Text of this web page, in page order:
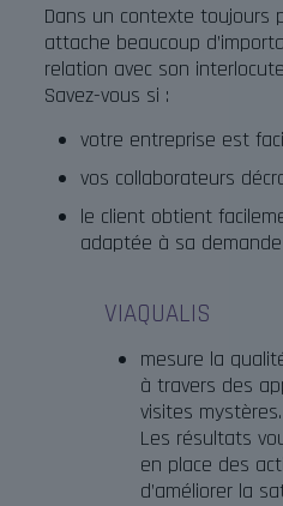
Dans un contexte toujours
attache beaucoup
relation avec son
Savez-vous si :
votre entreprise est
vos collaborateurs
le client obtient
adaptée à sa
VIAQUALIS
mesure la
à travers des
visites mystères.
Les résultats
en place des
d’améliorer la